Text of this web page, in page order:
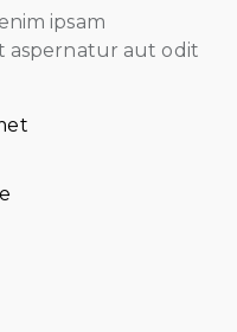
ipsam
aspernatur aut odit